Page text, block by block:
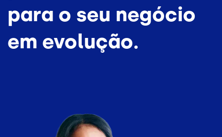
para o seu negócio
em evolução.